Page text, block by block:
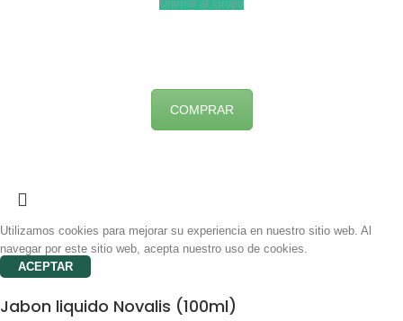
Unirme al Grupo
COMPRAR
Utilizamos cookies para mejorar su experiencia en nuestro sitio web. Al
navegar por este sitio web, acepta nuestro uso de cookies.
ACEPTAR
Jabon liquido Novalis (100ml)